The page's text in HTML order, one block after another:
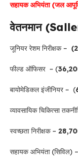
सहायक अभियंता (जल
वेतनमान
जूनियर रेशम निरीक्षक –
फील्ड ऑफिसर – (
बायोमेडिकल इंजीनियर – (
व्यावसायिक चिकित्सा
स्वच्छता निरीक्षक –
सहायक अभियंता (सिविल) –